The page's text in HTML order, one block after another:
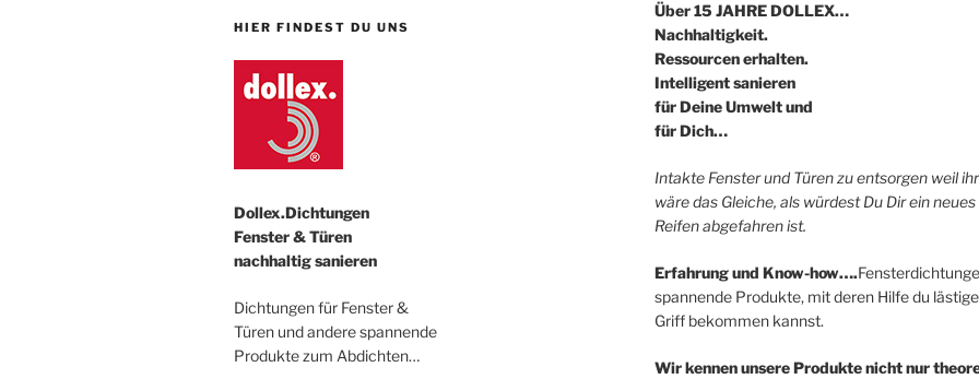
HIER FINDEST DU UNS
Dollex.Dichtungen
Fenster & Türen
nachhaltig sanieren
Dichtungen für Fenster &
Türen und andere spannende
Produkte zum Abdichten…
Über 15 JAHRE DOLLEX…
Nachhaltigkeit.
Ressourcen erhalten.
Intelligent sanieren
für Deine Umwelt und
für Dich…
Intakte Fenster und Türen zu entsorgen weil
wäre das Gleiche, als würdest Du Dir ein
Reifen abgefahren ist.
Erfahrung und Know-how….
spannende Produkte, mit deren Hilfe du
Griff bekommen kannst.
Wir kennen unsere Produkte nicht nur